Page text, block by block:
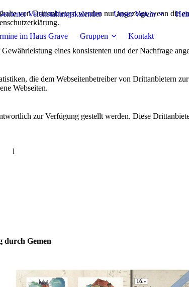
Veranstaltungskalender Unser Verein
im Haus Grave Gruppen Kontakt
l
durch Gemen
von Drittanbietern werden nur angezeigt, wenn die
eines konsistenten und der Nachfrage
die dem Webseitenbetreiber von Drittanbietern
Webseiten.
zur Verfügung gestellt werden. Diese